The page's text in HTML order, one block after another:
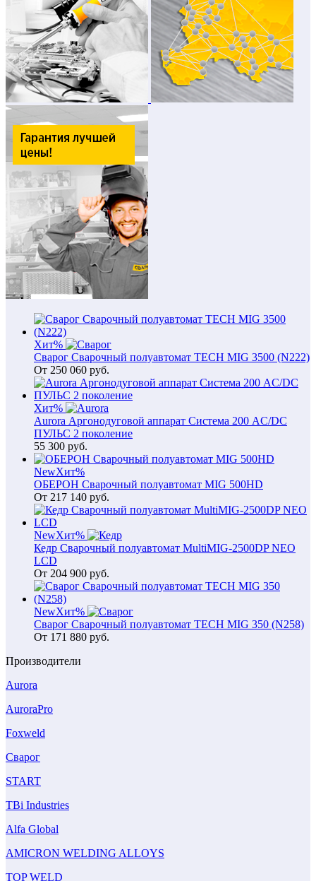
Хит%
Сварог Сварочный полуавтомат TECH MIG 3500 (N222)
От 250 060 руб.
Хит%
Aurora Аргонодуговой аппарат Система 200 AC/DC
ПУЛЬС 2 поколение
55 300 руб.
NewХит%
ОБЕРОН Сварочный полуавтомат MIG 500HD
От 217 140 руб.
NewХит%
Кедр Сварочный полуавтомат MultiMIG-2500DP NEO
LCD
От 204 900 руб.
NewХит%
Сварог Сварочный полуавтомат TECH MIG 350 (N258)
От 171 880 руб.
Производители
Aurora
AuroraPro
Foxweld
Сварог
START
TBi Industries
Alfa Global
AMICRON WELDING ALLOYS
TOP WELD